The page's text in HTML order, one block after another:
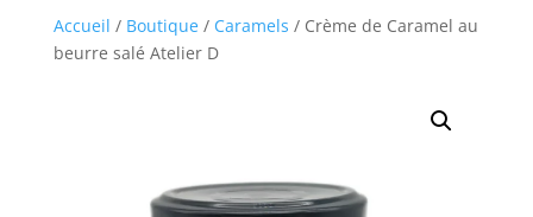
Accueil / Boutique/ Caramels / Crème de Caramel au
beurre salé Atelier D